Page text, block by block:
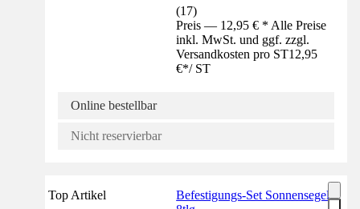
(17)
Preis — 12,95 € * Alle Preise
inkl. MwSt. und ggf. zzgl.
Versandkosten pro ST12,95
€*/ ST
Online bestellbar
Nicht reservierbar
Top Artikel
Befestigungs-Set Sonnensegel